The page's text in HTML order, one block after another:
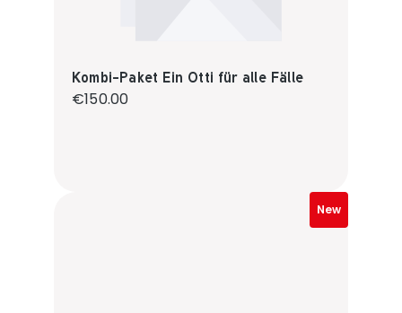
Kombi-Paket Ein Otti für alle Fälle
Regular price:
€150.00
New